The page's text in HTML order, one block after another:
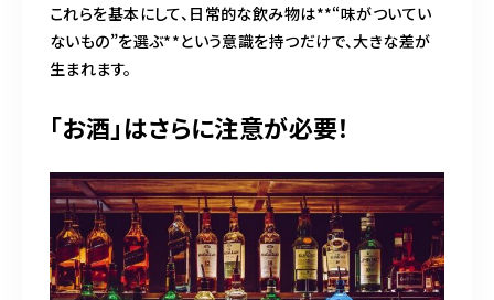
これらを基本にして、日常的な飲み物は**“味がついてい
ないもの”を選ぶ**という意識を持つだけで、大きな差が
生まれます。
「お酒」はさらに注意が必要！